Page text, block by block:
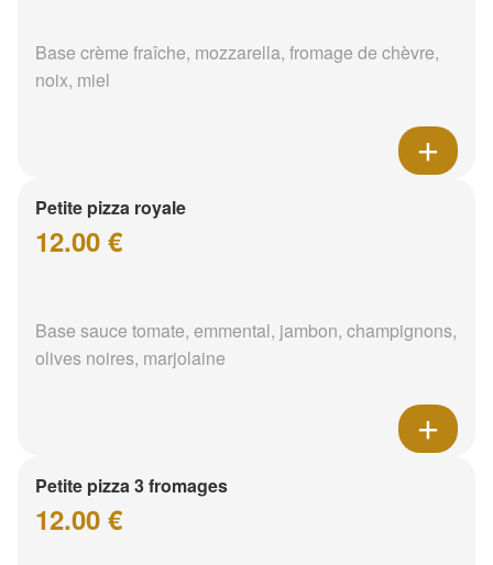
Base crème fraîche, mozzarella, fromage de chèvre,
noix, miel
Petite pizza royale
12.00 €
Base sauce tomate, emmental, jambon, champignons,
olives noires, marjolaine
Petite pizza 3 fromages
12.00 €